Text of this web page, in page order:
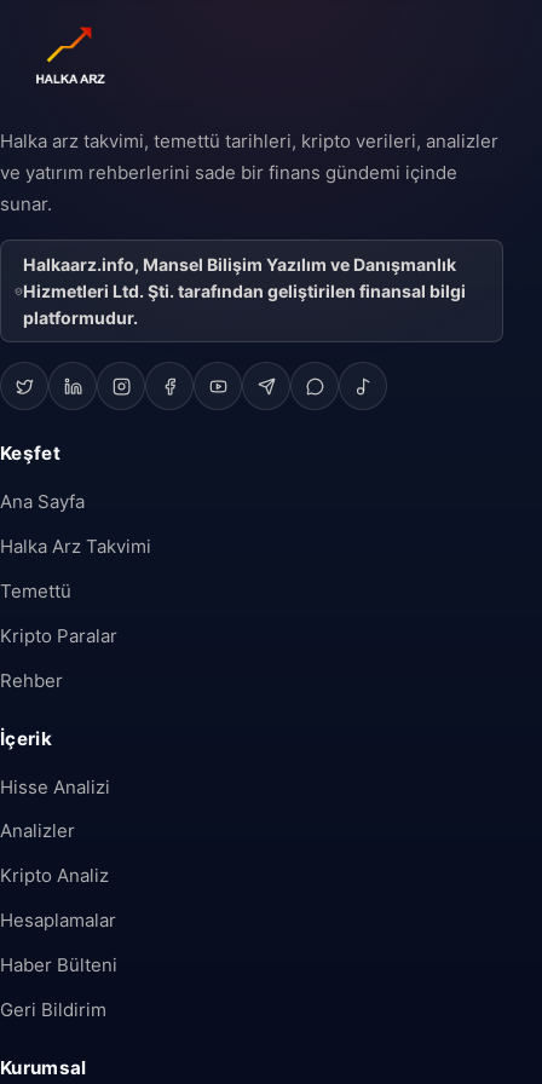
Halka arz takvimi, temettü tarihleri, kripto verileri, analizler
ve yatırım rehberlerini sade bir finans gündemi içinde
sunar.
Halkaarz.info, Mansel Bilişim Yazılım ve Danışmanlık
Hizmetleri Ltd. Şti. tarafından geliştirilen finansal bilgi
platformudur.
Keşfet
Ana Sayfa
Halka Arz Takvimi
Temettü
Kripto Paralar
Rehber
İçerik
Hisse Analizi
Analizler
Kripto Analiz
Hesaplamalar
Haber Bülteni
Geri Bildirim
Kurumsal